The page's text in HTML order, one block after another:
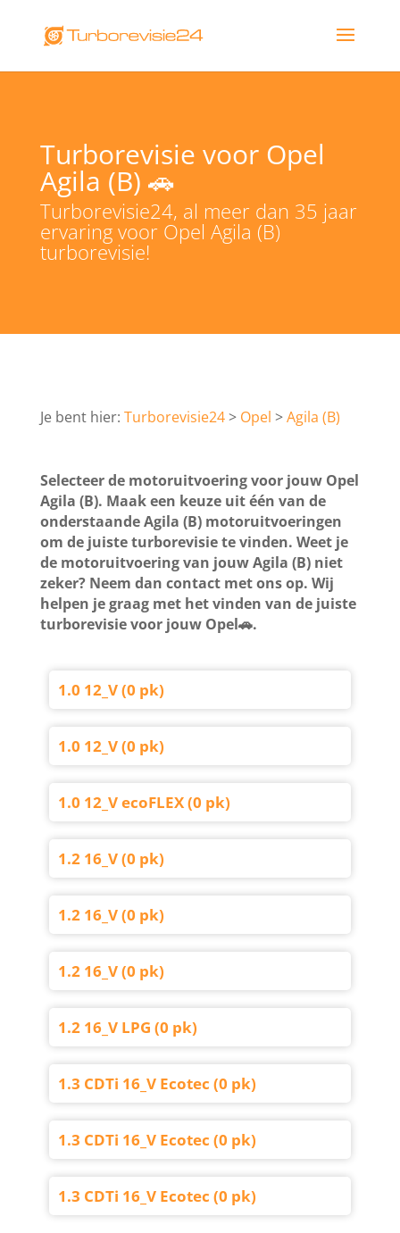
Turborevisie voor Opel
Agila (B) 🚗
Turborevisie24, al meer dan 35 jaar
ervaring voor Opel Agila (B)
turborevisie!
Turborevisie24 Opel Agila (B)
Selecteer de motoruitvoering voor jouw Opel
Agila (B). Maak een keuze uit één van de
onderstaande Agila (B) motoruitvoeringen
om de juiste turborevisie te vinden. Weet je
de motoruitvoering van jouw Agila (B) niet
zeker? Neem dan contact met ons op. Wij
helpen je graag met het vinden van de juiste
turborevisie voor jouw Opel🚗.
1.0 12_V (0 pk)
1.0 12_V (0 pk)
1.0 12_V ecoFLEX (0 pk)
1.2 16_V (0 pk)
1.2 16_V (0 pk)
1.2 16_V (0 pk)
1.2 16_V LPG (0 pk)
1.3 CDTi 16_V Ecotec (0 pk)
1.3 CDTi 16_V Ecotec (0 pk)
1.3 CDTi 16_V Ecotec (0 pk)